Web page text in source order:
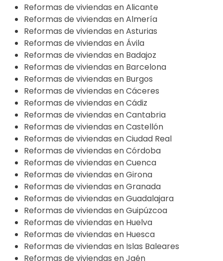
Reformas de viviendas en Alicante
Reformas de viviendas en Almería
Reformas de viviendas en Asturias
Reformas de viviendas en Ávila
Reformas de viviendas en Badajoz
Reformas de viviendas en Barcelona
Reformas de viviendas en Burgos
Reformas de viviendas en Cáceres
Reformas de viviendas en Cádiz
Reformas de viviendas en Cantabria
Reformas de viviendas en Castellón
Reformas de viviendas en Ciudad Real
Reformas de viviendas en Córdoba
Reformas de viviendas en Cuenca
Reformas de viviendas en Girona
Reformas de viviendas en Granada
Reformas de viviendas en Guadalajara
Reformas de viviendas en Guipúzcoa
Reformas de viviendas en Huelva
Reformas de viviendas en Huesca
Reformas de viviendas en Islas Baleares
Reformas de viviendas en Jaén